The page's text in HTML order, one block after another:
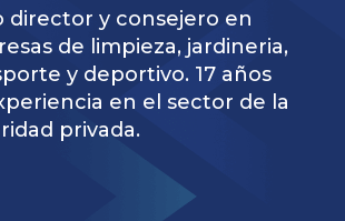
director y consejero en
de limpieza, jardineria,
y deportivo. 17 años
en el sector de la
privada.